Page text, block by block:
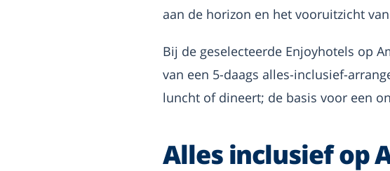
aan de horizon en het vooruitzicht
Bij de geselecteerde Enjoyhotels op
van een 5-daags alles-inclusief-
luncht of dineert; de basis voor een
Alles inclusief op